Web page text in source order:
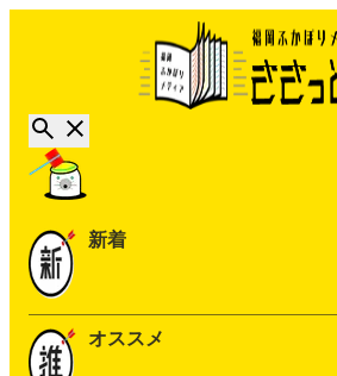
新着
オススメ